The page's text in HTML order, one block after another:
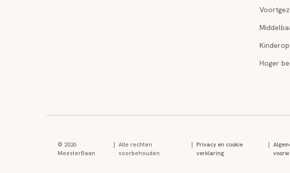
Hoger
© 2026
MeesterBaan
Alle rechten
voorbehouden
Privacy en cookie
verklaring